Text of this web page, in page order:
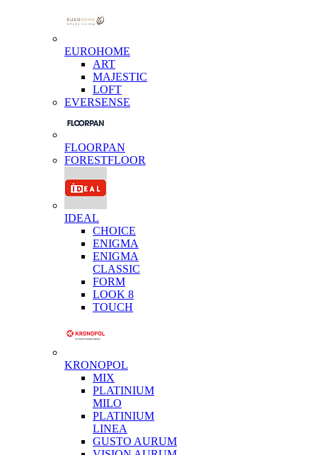
EUROHOME
ART
MAJESTIC
LOFT
EVERSENSE
FLOORPAN
FORESTFLOOR
IDEAL
CHOICE
ENIGMA
ENIGMA
CLASSIC
FORM
LOOK 8
TOUCH
KRONOPOL
MIX
PLATINIUM
MILO
PLATINIUM
LINEA
GUSTO AURUM